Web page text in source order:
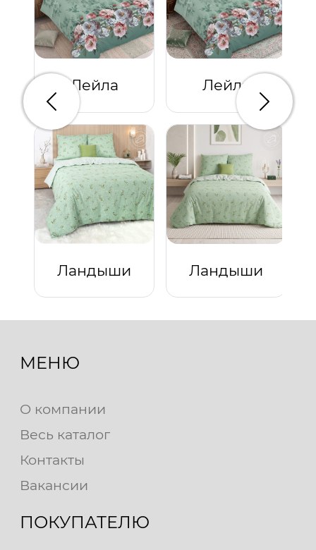
Лейла Лейла
Ландыши Ландыши
Предыдущий
МЕНЮ
О компании
Весь каталог
Контакты
Вакансии
ПОКУПАТЕЛЮ